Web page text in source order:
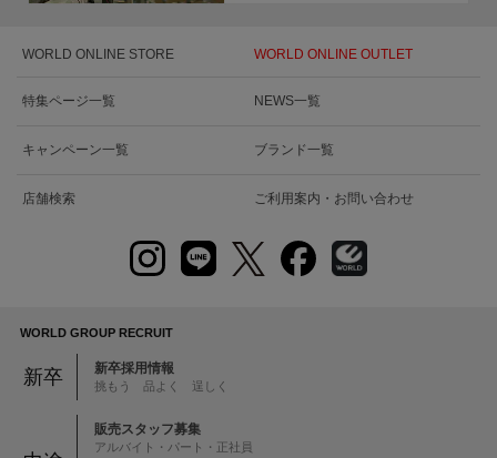
WORLD ONLINE STORE WORLD ONLINE OUTLET
特集ページ一覧 NEWS一覧
キャンペーン一覧 ブランド一覧
店舗検索 ご利用案内・お問い合わせ
WORLD GROUP RECRUIT
新卒 新卒採用情報
挑もう 品よく 逞しく
販売スタッフ募集
アルバイト・パート・正社員